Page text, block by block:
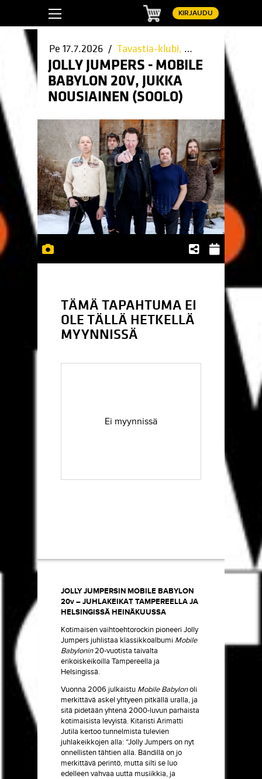
KIRJAUDU
Ostoskori
Pe 17.7.2026 / Tavastia-klubi, Helsinki /
JOLLY JUMPERS - MOBILE
BABYLON 20V, JUKKA
NOUSIAINEN (SOOLO)
TÄMÄ TAPAHTUMA EI
OLE TÄLLÄ HETKELLÄ
MYYNNISSÄ
Ei myynnissä
JOLLY JUMPERSIN MOBILE BABYLON
20v – JUHLAKEIKAT TAMPEREELLA JA
HELSINGISSÄ HEINÄKUUSSA
Kotimaisen vaihtoehtorockin pioneeri Jolly
Jumpers juhlistaa klassikkoalbumi Mobile
Babylonin20-vuotista taivalta
erikoiskeikoilla Tampereella ja
Helsingissä.
Vuonna 2006 julkaistu Mobile Babylonoli
merkittävä askel yhtyeen pitkällä uralla, ja
sitä pidetään yhtenä 2000-luvun parhaista
kotimaisista levyistä. Kitaristi Arimatti
Jutila kertoo tunnelmista tulevien
juhlakeikkojen alla: “Jolly Jumpers on nyt
onnellisten tähtien alla. Bändillä on jo
merkittävä perintö, mutta silti se luo
edelleen vahvaa uutta musiikkia, ja